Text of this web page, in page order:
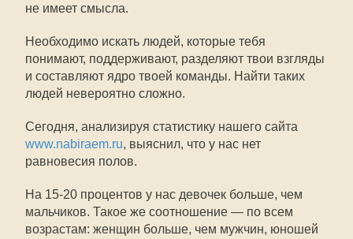
не имеет смысла.
Необходимо искать людей, которые тебя
понимают, поддерживают, разделяют твои взгляды
и составляют ядро твоей команды. Найти таких
людей невероятно сложно.
Сегодня, анализируя статистику нашего сайта
www.nabiraem.ru, выяснил, что у нас нет
равновесия полов.
На 15-20 процентов у нас девочек больше, чем
мальчиков. Такое же соотношение — по всем
возрастам: женщин больше, чем мужчин, юношей